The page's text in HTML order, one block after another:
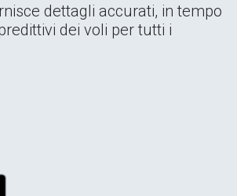
dettagli accurati, in tempo
dei voli per tutti i